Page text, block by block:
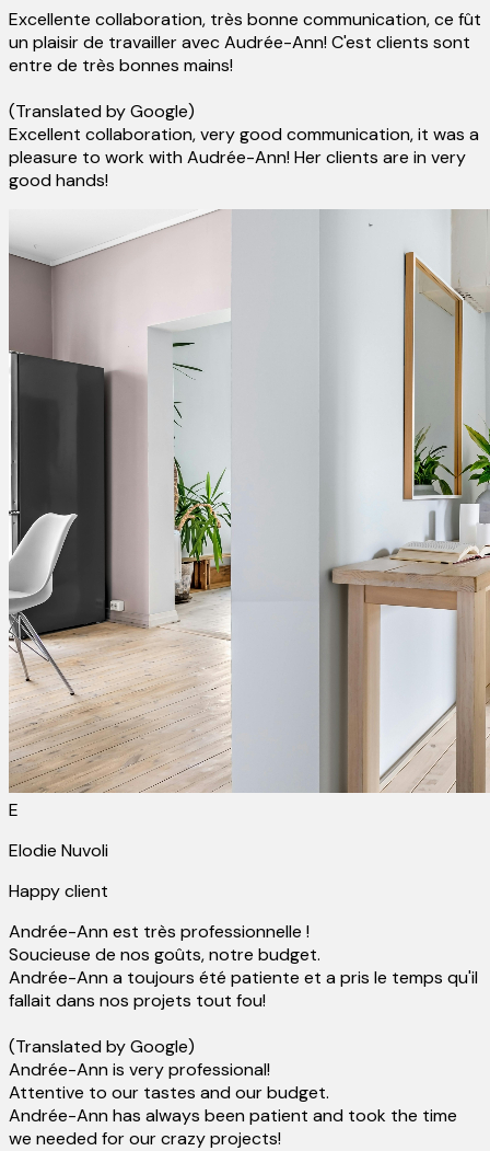
Excellente collaboration, très bonne communication, ce fût
un plaisir de travailler avec Audrée-Ann! C'est clients sont
entre de très bonnes mains!
(Translated by Google)
Excellent collaboration, very good communication, it was a
pleasure to work with Audrée-Ann! Her clients are in very
good hands!
E
Elodie Nuvoli
Happy client
Andrée-Ann est très professionnelle !
Soucieuse de nos goûts, notre budget.
Andrée-Ann a toujours été patiente et a pris le temps qu'il
fallait dans nos projets tout fou!
(Translated by Google)
Andrée-Ann is very professional!
Attentive to our tastes and our budget.
Andrée-Ann has always been patient and took the time
we needed for our crazy projects!